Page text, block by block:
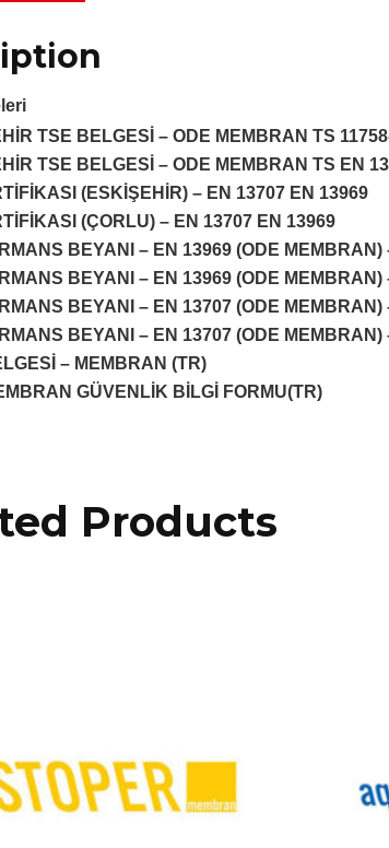
TSE BELGESİ – ODE MEMBRAN TS
TSE BELGESİ – ODE MEMBRAN TS EN
(ESKİŞEHİR) – EN 13707 EN 13969
(ÇORLU) – EN 13707 EN 13969
BEYANI – EN 13969 (ODE MEMBRAN)
BEYANI – EN 13969 (ODE MEMBRAN)
BEYANI – EN 13707 (ODE MEMBRAN)
BEYANI – EN 13707 (ODE MEMBRAN)
– MEMBRAN (TR)
GÜVENLİK BİLGİ FORMU(TR)
Products